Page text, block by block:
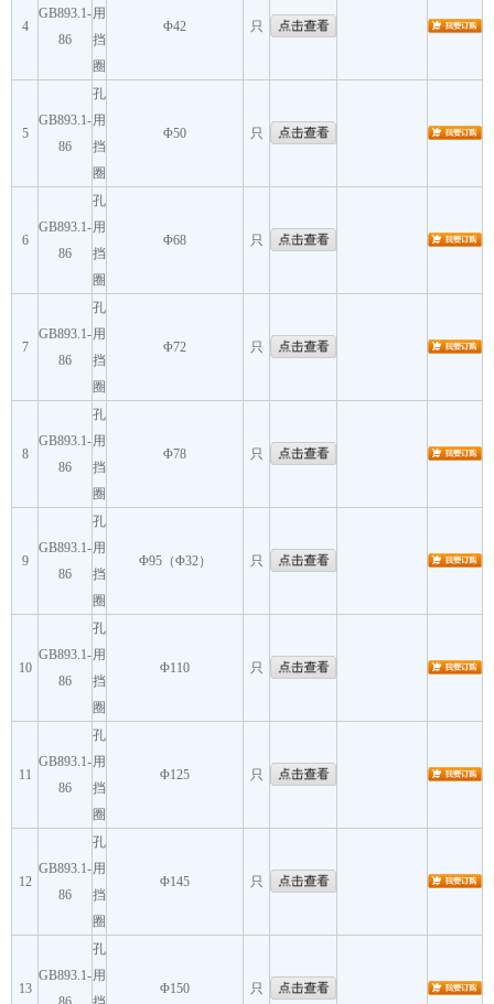
4
GB893.1-
86
用
挡
圈
Φ42 只
5
GB893.1-
86
孔
用
挡
圈
Φ50 只
6
GB893.1-
86
孔
用
挡
圈
Φ68 只
7
GB893.1-
86
孔
用
挡
圈
Φ72 只
8
GB893.1-
86
孔
用
挡
圈
Φ78 只
9
GB893.1-
86
孔
用
挡
圈
Φ95（Φ32） 只
10
GB893.1-
86
孔
用
挡
圈
Φ110 只
11
GB893.1-
86
孔
用
挡
圈
Φ125 只
12
GB893.1-
86
孔
用
挡
圈
Φ145 只
13
GB893.1-
孔
用
Φ150 只